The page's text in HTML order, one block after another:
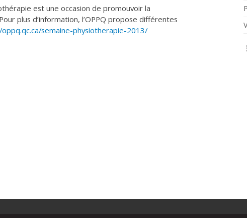
est une occasion de promouvoir la
plus d’information, l’OPPQ propose différentes
semaine-physiotherapie-2013/